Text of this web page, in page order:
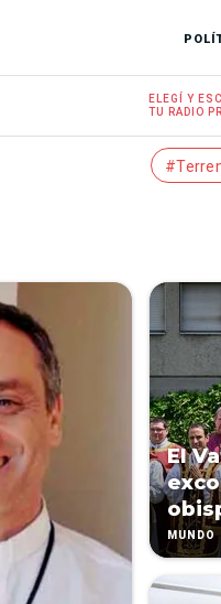
ELEGÍ Y
TU RADIO
El
MUNDO